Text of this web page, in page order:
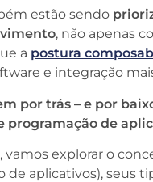
estão sendo
, não apenas
a postura
e integração
por trás – e por
programação de
vamos explorar o
de aplicativos), seus